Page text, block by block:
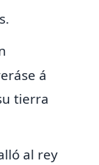
á
tierra
al rey